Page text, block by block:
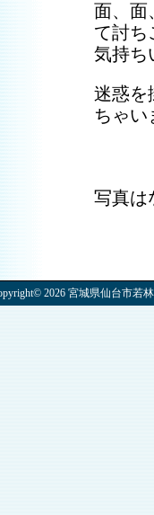
面、面
て討ち
気持ち
迷惑を
ちゃい
写真は
2026 宮城県仙台市若